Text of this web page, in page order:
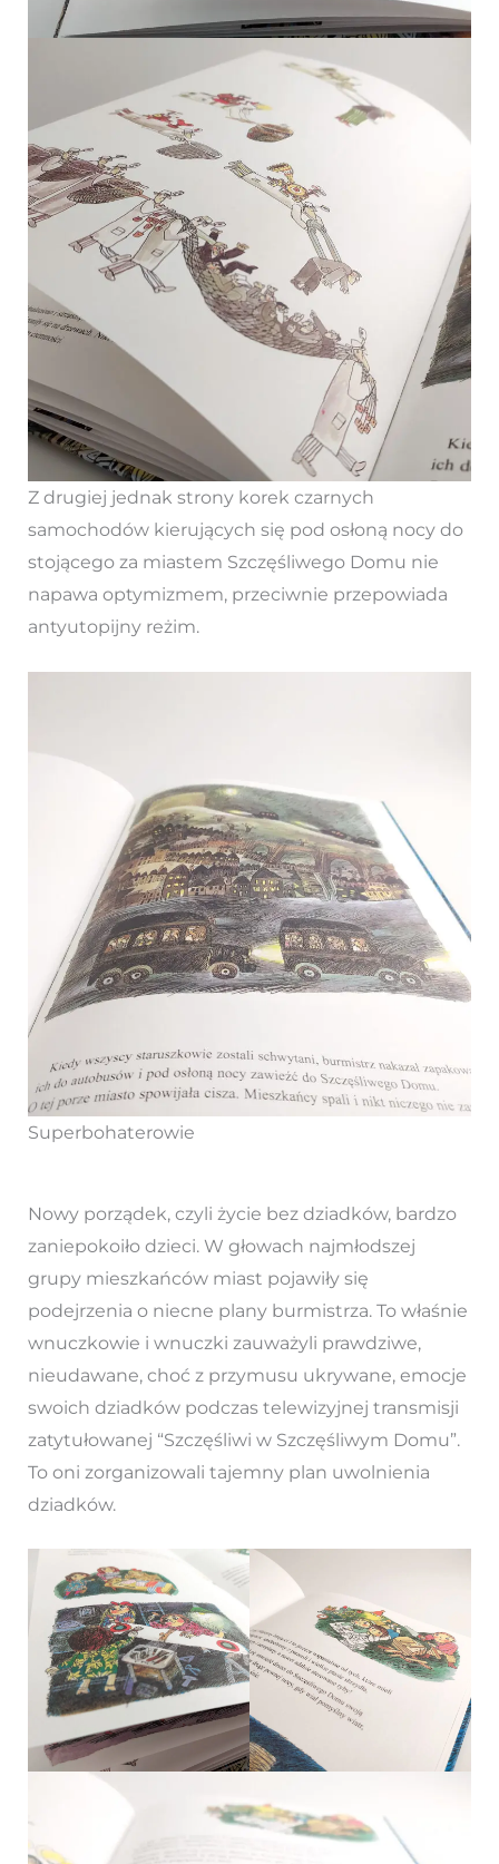
Z drugiej jednak strony korek czarnych
samochodów kierujących się pod osłoną nocy do
stojącego za miastem Szczęśliwego Domu nie
napawa optymizmem, przeciwnie przepowiada
antyutopijny reżim.
Superbohaterowie
Nowy porządek, czyli życie bez dziadków, bardzo
zaniepokoiło dzieci. W głowach najmłodszej
grupy mieszkańców miast pojawiły się
podejrzenia o niecne plany burmistrza. To właśnie
wnuczkowie i wnuczki zauważyli prawdziwe,
nieudawane, choć z przymusu ukrywane, emocje
swoich dziadków podczas telewizyjnej transmisji
zatytułowanej “Szczęśliwi w Szczęśliwym Domu”.
To oni zorganizowali tajemny plan uwolnienia
dziadków.